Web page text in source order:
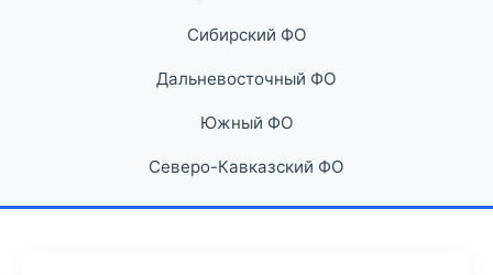
Сибирский ФО
Дальневосточный ФО
Южный ФО
Северо-Кавказский ФО